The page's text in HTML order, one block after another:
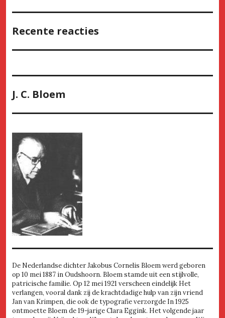
Recente reacties
J. C. Bloem
De Nederlandse dichter Jakobus Cornelis Bloem werd geboren
op 10 mei 1887 in Oudshoorn. Bloem stamde uit een stijlvolle,
patricische familie. Op 12 mei 1921 verscheen eindelijk Het
verlangen, vooral dank zij de krachtdadige hulp van zijn vriend
Jan van Krimpen, die ook de typografie verzorgde In 1925
ontmoette Bloem de 19-jarige Clara Eggink. Het volgende jaar